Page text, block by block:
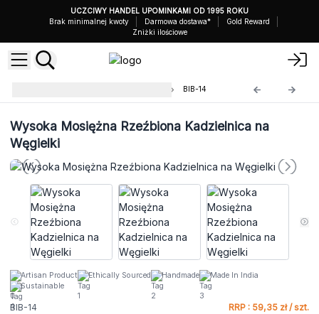
UCZCIWY HANDEL UPOMINKAMI OD 1995 ROKU
Brak minimalnej kwoty
Darmowa dostawa*
Gold Reward
Zniżki ilościowe
BIB-14
Wysoka Mosiężna Rzeźbiona Kadzielnica na
Węgielki
Artisan Product Ethically Sourced Handmade
Made In India
Sustainable
BIB-14 RRP : 59,35 zł / szt.